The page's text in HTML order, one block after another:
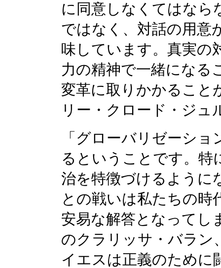
に同意しなくてはなら
ではなく、対話の用意
味しています。真実の
力の精神で一緒になる
変革に取りかかること
リー・クロード・ジュ
「グローバリゼーシ
るということです。特
治を特徴づけるように
との戦いは私たちの時
安易な解答となってし
のクラリッサ・バラン
イエスは正義のために